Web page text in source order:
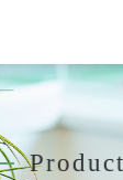
品情報 -